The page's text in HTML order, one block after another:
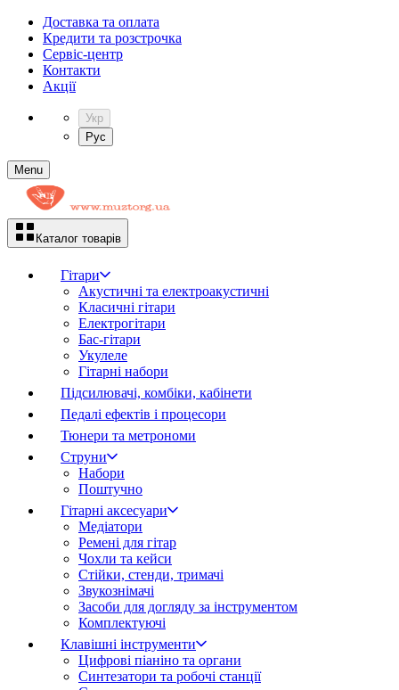
Доставка та оплата
Кредити та розстрочка
Сервіc-центр
Контакти
Акції
Укр
Рус
Menu
Каталог товарів
Гітари
Акустичні та електроакустичні
Класичні гітари
Електрогітари
Бас-гітари
Укулеле
Гітарні набори
Підсилювачі, комбіки, кабінети
Педалі ефектів і процесори
Тюнери та метрономи
Струни
Набори
Поштучно
Гітарні аксесуари
Медіатори
Ремені для гітар
Чохли та кейси
Стійки, стенди, тримачі
Звукознімачі
Засоби для догляду за інструментом
Комплектуючі
Клавішні інструменти
Цифрові піаніно та органи
Синтезатори та робочі станції